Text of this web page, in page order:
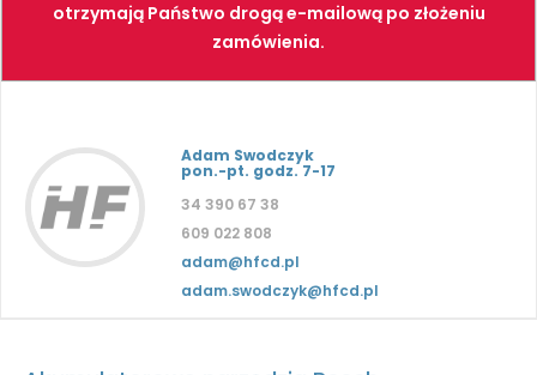
otrzymają Państwo drogą e-mailową po złożeniu
zamówienia.
Adam Swodczyk
pon.-pt. godz. 7-17
34 390 67 38
609 022 808
adam@hfcd.pl
adam.swodczyk@hfcd.pl